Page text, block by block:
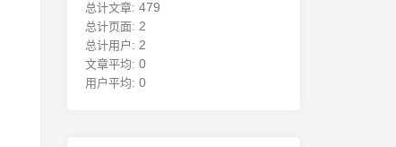
总计文章: 479
总计页面: 2
总计用户: 2
文章平均: 0
用户平均: 0